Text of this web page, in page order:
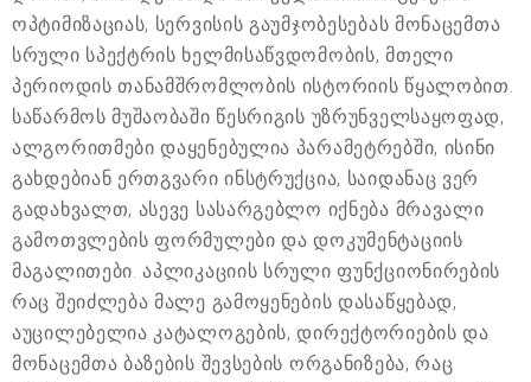
ოპტიმიზაციას, სერვისის გაუმჯობესებას მონაცემთა
სრული სპექტრის ხელმისაწვდომობის, მთელი
პერიოდის თანამშრომლობის ისტორიის წყალობით.
საწარმოს მუშაობაში წესრიგის უზრუნველსაყოფად,
ალგორითმები დაყენებულია პარამეტრებში, ისინი
გახდებიან ერთგვარი ინსტრუქცია, საიდანაც ვერ
გადახვალთ, ასევე სასარგებლო იქნება მრავალი
გამოთვლების ფორმულები და დოკუმენტაციის
მაგალითები. აპლიკაციის სრული ფუნქციონირების
რაც შეიძლება მალე გამოყენების დასაწყებად,
აუცილებელია კატალოგების, დირექტორიების და
მონაცემთა ბაზების შევსების ორგანიზება, რაც